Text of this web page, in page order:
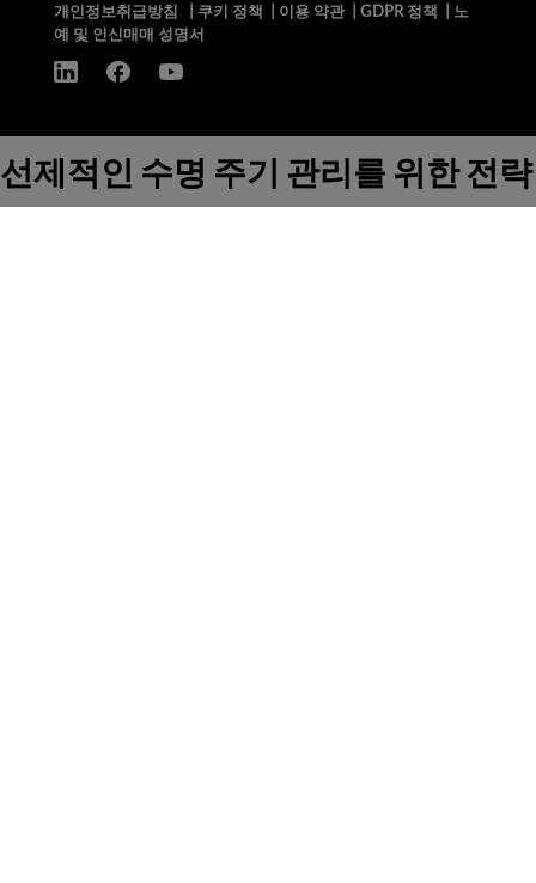
개인정보취급방침
쿠키 정책 이용 약관| GDPR 정책
노
예 및 인신매매 성명서
선제적인 수명 주기 관리를 위한 전략